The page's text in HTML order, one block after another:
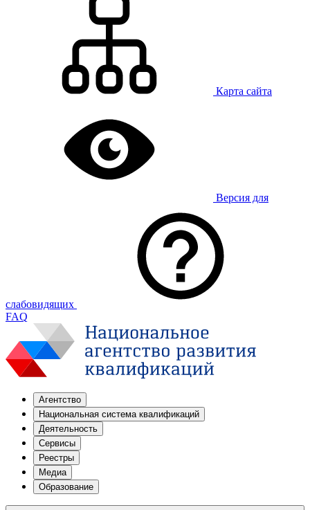
Карта сайта
Версия для
слабовидящих
FAQ
Агентство
Национальная система квалификаций
Деятельность
Сервисы
Реестры
Медиа
Образование